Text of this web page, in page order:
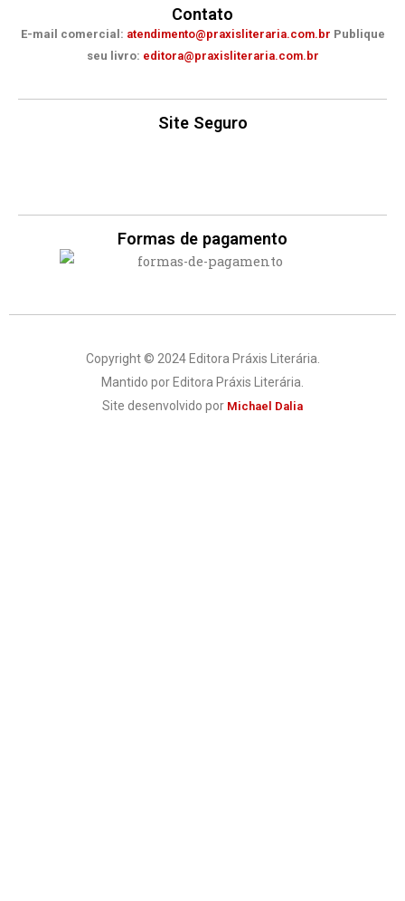
Contato
E-mail comercial: atendimento@praxisliteraria.com.br Publique
seu livro: editora@praxisliteraria.com.br
Site Seguro
Formas de pagamento
Copyright © 2024 Editora Práxis Literária.
Mantido por Editora Práxis Literária.
Site desenvolvido por Michael Dalia